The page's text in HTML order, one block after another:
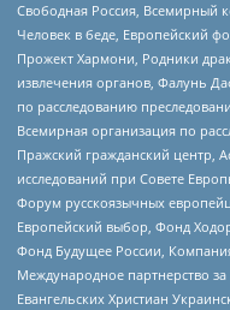
Свободная Россия, Всемирный
Человек в беде, Европейский
Прожект Хармони, Родники
извлечения органов, Фалунь
по расследованию
Всемирная организация по
Пражский гражданский центр,
исследований при Совете
Форум русскоязычных
Европейский выбор, Фонд
Фонд Будущее России,
Международное партнерство
Евангельских Христиан